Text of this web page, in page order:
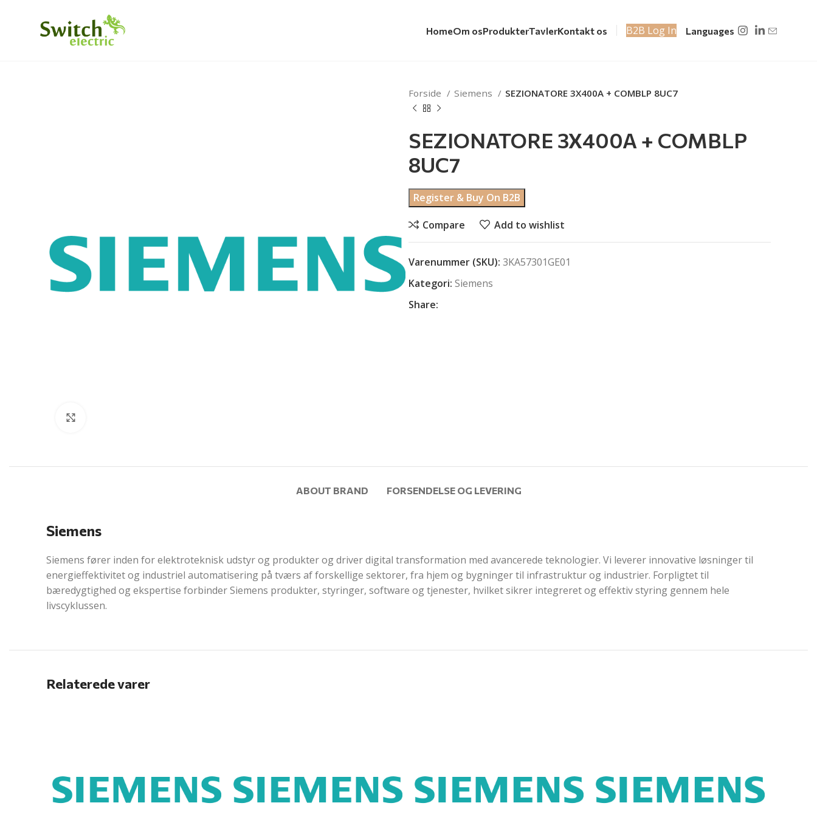
HomeOm osProdukterTavlerKontakt os B2B Log In Languages
Forside Siemens SEZIONATORE 3X400A + COMBLP 8UC7
SEZIONATORE 3X400A + COMBLP
8UC7
Register & Buy On B2B
Compare Add to wishlist
Varenummer (SKU): 3KA57301GE01
Kategori: Siemens
Share:
ABOUT BRAND FORSENDELSE OG LEVERING
Siemens
Siemens fører inden for elektroteknisk udstyr og produkter og driver digital transformation med avancerede teknologier. Vi leverer innovative løsninger til
energieffektivitet og industriel automatisering på tværs af forskellige sektorer, fra hjem og bygninger til infrastruktur og industrier. Forpligtet til
bæredygtighed og ekspertise forbinder Siemens produkter, styringer, software og tjenester, hvilket sikrer integreret og effektiv styring gennem hele
livscyklussen.
Relaterede varer